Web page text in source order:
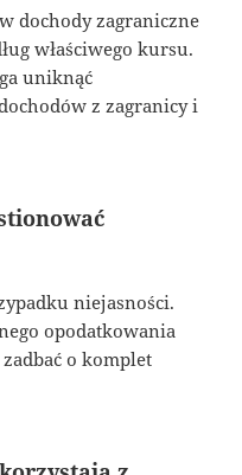
dochody zagraniczne
właściwego kursu.
uniknąć
z zagranicy i
niejasności.
opodatkowania
o komplet